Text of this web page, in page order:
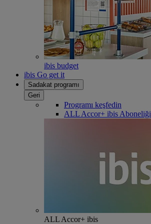
ibis budget
ibis Go get it
Sadakat programı
Geri
Programı keşfedin
ALL Accor+ ibis Aboneliği
ALL Accor+ ibis